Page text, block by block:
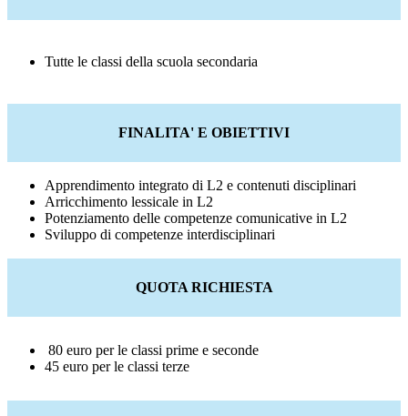
Tutte le classi della scuola secondaria
FINALITA' E OBIETTIVI
Apprendimento integrato di L2 e contenuti disciplinari
Arricchimento lessicale in L2
Potenziamento delle competenze comunicative in L2
Sviluppo di competenze interdisciplinari
QUOTA RICHIESTA
80 euro per le classi prime e seconde
45 euro per le classi terze